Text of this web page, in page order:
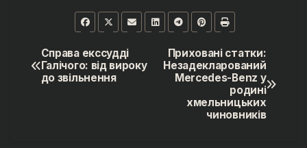
Навігація
записів
Приховані статки:
Незадекларований
Mercedes-Benz у
родині
хмельницьких
чиновників
Справа екссудді
Галічого: від вироку
до звільнення